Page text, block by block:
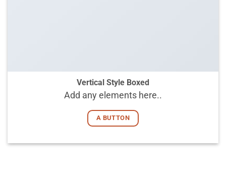
Vertical Style Boxed
Add any elements here..
A BUTTON